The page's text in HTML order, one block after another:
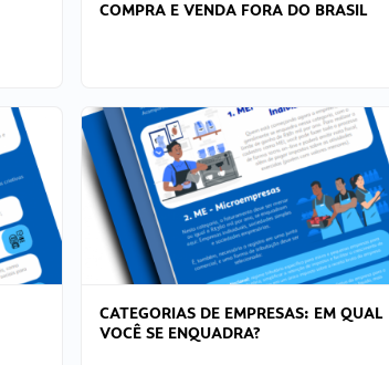
COMPRA E VENDA FORA DO BRASIL
CATEGORIAS DE EMPRESAS: EM QUAL
VOCÊ SE ENQUADRA?